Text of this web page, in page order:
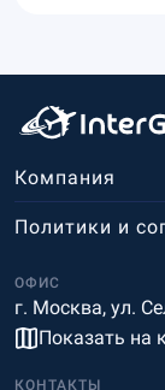
Компания
ОФИС
г. Москва, ул.
Показать на
Политики и
КОНТАКТЫ